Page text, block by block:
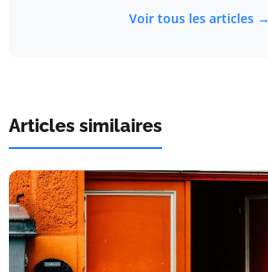
Voir tous les articles →
Articles similaires